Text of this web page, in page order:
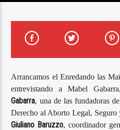
Arrancamos el Enredando las
entrevistando a Mabel
Gabarra, una de las fundadoras
Derecho al Aborto Legal, Seguro
Giuliano Baruzzo, coordinador